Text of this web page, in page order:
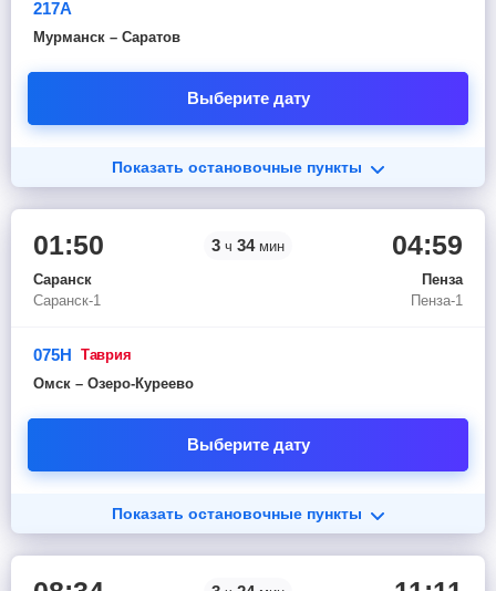
217А
Мурманск – Саратов
Выберите дату
Показать остановочные пункты
01:50
Саранск
Саранск-1
3 ч 34 мин 04:59
Пенза
Пенза-1
075Н
таврия
Омск – Озеро-Куреево
Выберите дату
Показать остановочные пункты